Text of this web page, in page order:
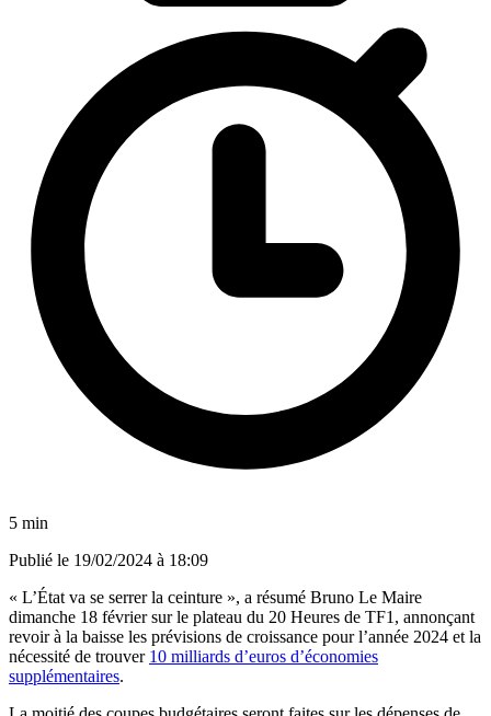
5 min
Publié le 19/02/2024 à 18:09
« L’État va se serrer la ceinture », a résumé Bruno Le Maire
dimanche 18 février sur le plateau du 20 Heures de TF1, annonçant
revoir à la baisse les prévisions de croissance pour l’année 2024 et la
nécessité de trouver 10 milliards d’euros d’économies
supplémentaires.